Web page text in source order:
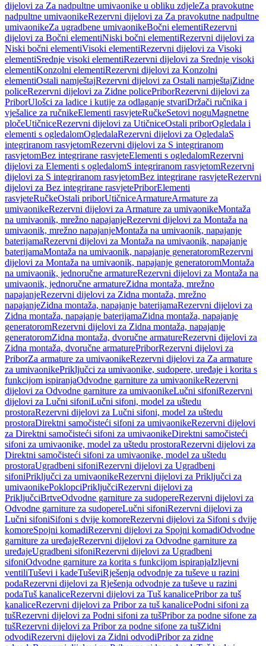
dijelovi za Za nadpultne umivaonike u obliku zdjeleZa pravokutne
nadpultne umivaonikeRezervni dijelovi za Za pravokutne nadpultne
umivaonikeZa ugradbene umivaonikeBočni elementiRezervni
dijelovi za Bočni elementiNiski bočni elementiRezervni dijelovi za
Niski bočni elementiVisoki elementiRezervni dijelovi za Visoki
elementiSrednje visoki elementiRezervni dijelovi za Srednje visoki
elementiKonzolni elementiRezervni dijelovi za Konzolni
elementiOstali namještajRezervni dijelovi za Ostali namještajZidne
policeRezervni dijelovi za Zidne policePriborRezervni dijelovi za
PriborUlošci za ladice i kutije za odlaganje stvariDržači ručnika i
vješalice za ručnikeElementi rasvjeteRučkeSetovi noguMagnetne
pločeUtičniceRezervni dijelovi za UtičniceOstali priborOgledala i
elementi s ogledalomOgledalaRezervni dijelovi za OgledalaS
integriranom rasvjetomRezervni dijelovi za S integriranom
rasvjetomBez integrirane rasvjeteElementi s ogledalomRezervni
dijelovi za Elementi s ogledalomS integriranom rasvjetomRezervni
dijelovi za S integriranom rasvjetomBez integrirane rasvjeteRezervni
dijelovi za Bez integrirane rasvjetePriborElementi
rasvjeteRučkeOstali priborUtičniceArmatureArmature za
umivaonikeRezervni dijelovi za Armature za umivaonikeMontaža
na umivaonik, mrežno napajanjeRezervni dijelovi za Montaža na
umivaonik, mrežno napajanjeMontaža na umivaonik, napajanje
baterijamaRezervni dijelovi za Montaža na umivaonik, napajanje
baterijamaMontaža na umivaonik, napajanje generatoromRezervni
dijelovi za Montaža na umivaonik, napajanje generatoromMontaža
na umivaonik, jednoručne armatureRezervni dijelovi za Montaža na
umivaonik, jednoručne armatureZidna montaža, mrežno
napajanjeRezervni dijelovi za Zidna montaža, mrežno
napajanjeZidna montaža, napajanje baterijamaRezervni dijelovi za
Zidna montaža, napajanje baterijamaZidna montaža, napajanje
generatoromRezervni dijelovi za Zidna montaža, napajanje
generatoromZidna montaža, dvoručne armatureRezervni dijelovi za
Zidna montaža, dvoručne armaturePriborRezervni dijelovi za
PriborZa armature za umivaonikeRezervni dijelovi za Za armature
za umivaonikePriključci za umivaonike, sudopere, uređaje i korita s
funkcijom ispiranjaOdvodne garniture za umivaonikeRezervni
dijelovi za Odvodne garniture za umivaonikeLučni sifoniRezervni
dijelovi za Lučni sifoniLučni sifoni, model za uštedu
prostoraRezervni dijelovi za Lučni sifoni, model za uštedu
prostoraDirektni samočisteći sifoni za umivaonikeRezervni dijelovi
za Direktni samočisteći sifoni za umivaonikeDirektni samočisteći
sifoni za umivaonike, model za uštedu prostoraRezervni dijelovi za
Direktni samočisteći sifoni za umivaonike, model za uštedu
prostoraUgradbeni sifoniRezervni dijelovi za Ugradbeni
sifoniPriključci za umivaonikeRezervni dijelovi za Priključci za
umivaonikePoklopciPriključciRezervni dijelovi za
PriključciBrtveOdvodne garniture za sudopereRezervni dijelovi za
Odvodne garniture za sudopereLučni sifoniRezervni dijelovi za
Lučni sifoniSifoni s dvije komoreRezervni dijelovi za Sifoni s dvije
komoreSpojni komadiRezervni dijelovi za Spojni komadiOdvodne
garniture za uređajeRezervni dijelovi za Odvodne garniture za
uređajeUgradbeni sifoniRezervni dijelovi za Ugradbeni
sifoniOdvodne garniture za korita s funkcijom ispiranjaIzljevni
ventiliTuševi i kadeTuševiRješenja odvodnje za tuševe u razini
podaRezervni dijelovi za Rješenja odvodnje za tuševe u razini
podaTuš kanaliceRezervni dijelovi za Tuš kanalicePribor za tuš
kanaliceRezervni dijelovi za Pribor za tuš kanalicePodni sifoni za
tušRezervni dijelovi za Podni sifoni za tušPribor za podne sifone za
tušRezervni dijelovi za Pribor za podne sifone za tušZidni
odvodiRezervni dijelovi za Zidni odvodiPribor za zidne